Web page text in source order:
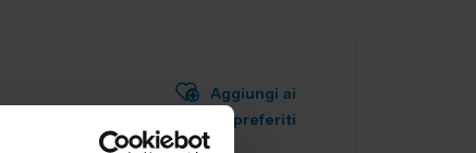
Aggiungi ai
preferiti